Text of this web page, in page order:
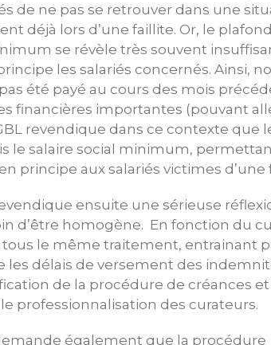
de ne pas se retrouver dans une
déjà lors d’une faillite. Or, le
se révèle très souvent
les salariés concernés. Ainsi,
été payé au cours des mois
financières importantes (pouvant
revendique dans ce contexte que
le salaire social minimum,
principe aux salariés victimes d’une
ensuite une sérieuse
d’être homogène. En fonction du
le même traitement, entrainant
les délais de versement des
de la procédure de créances
professionnalisation des curateurs.
demande également que la